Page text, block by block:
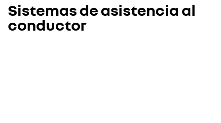
Sistemas de asistencia al
conductor